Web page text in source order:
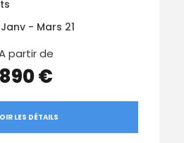
- Mars 21
partir de
890 €
LES DÉTAILS